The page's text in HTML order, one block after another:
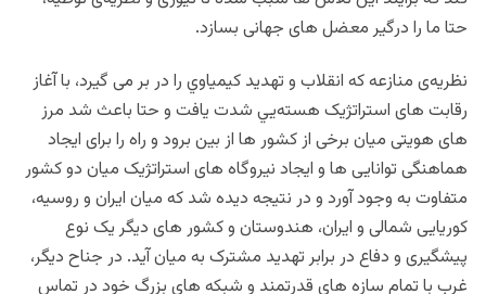
حتا ما را درگیر معضل های جهانی بسازد.
نظریه‌ی منازعه که انقلاب و تهدید کيمیاوي را در بر می گیرد، با آغاز
رقابت های استراتژیک هسته‌يي شدت یافت و حتا باعث شد مرز
های هویتی میان برخی از کشور ها از بین برود و راه را برای ایجاد
هماهنگی توانایی ها و ایجاد نیروگاه های استراتژیک میان دو کشور
متفاوت به وجود آورد و در نتیجه دیده شد كه میان ایران و روسیه،
کوریایی شمالی و ایران، هندوستان و کشور های دیگر یک نوع
پیشگیری و دفاع در برابر تهدید مشترک به میان آید. در جناح دیگر،
غرب با تمام سازه های قدرتمند و شبکه های بزرگ خود در تماس